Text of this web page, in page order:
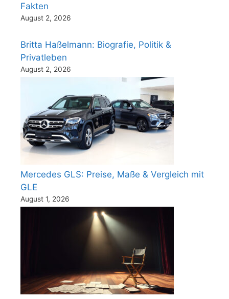
Fakten
August 2, 2026
Britta Haßelmann: Biografie, Politik &
Privatleben
August 2, 2026
Mercedes GLS: Preise, Maße & Vergleich mit
GLE
August 1, 2026